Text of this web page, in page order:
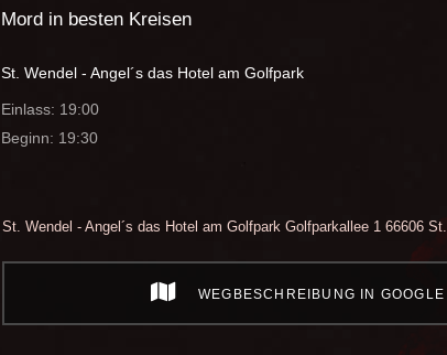
Mord in besten Kreisen
St. Wendel - Angel´s das Hotel am Golfpark
Einlass: 19:00
Beginn: 19:30
St. Wendel - Angel´s das Hotel am Golfpark Golfparkallee 1 66606
WEGBESCHREIBUNG IN GOOGLE